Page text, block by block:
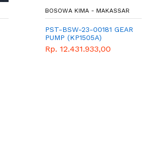
BOSOWA KIMA - MAKASSAR
PST-BSW-23-00181 GEAR
PUMP (KP1505A)
Rp. 12.431.933,00